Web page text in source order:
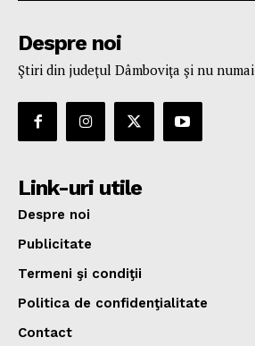
Despre noi
Ştiri din judeţul Dâmboviţa şi nu numai
Link-uri utile
Despre noi
Publicitate
Termeni şi condiţii
Politica de confidenţialitate
Contact